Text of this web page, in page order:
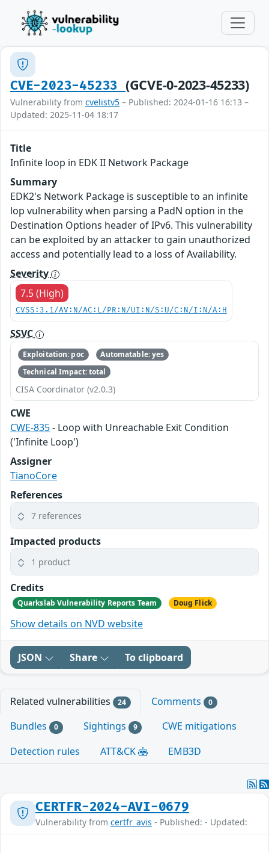
CVE-2023-45233 (GCVE-0-2023-45233)
Vulnerability from cvelistv5 – Published: 2024-01-16 16:13 –
Updated: 2025-11-04 18:17
Title
Infinite loop in EDK II Network Package
Summary
EDK2's Network Package is susceptible to an infinite
lop vulnerability when parsing a PadN option in the
Destination Options header of IPv6. This vulnerability
can be exploited by an attacker to gain unauthorized
access and potentially lead to a loss of Availability.
Severity
7.5 (High)
CVSS:3.1/AV:N/AC:L/PR:N/UI:N/S:U/C:N/I:N/A:H
SSVC
Exploitation: poc
Automatable: yes
Technical Impact: total
CISA Coordinator (v2.0.3)
CWE
CWE-835- Loop with Unreachable Exit Condition
('Infinite Loop')
Assigner
TianoCore
References
7 references
Impacted products
1 product
Credits
Quarkslab Vulnerability Reports Team Doug Flick
Show details on NVD website
JSON Share To clipboard
Related vulnerabilities 24 Comments 0
Bundles 0 Sightings 9
CWE mitigations
Detection rules
ATT&CK EMB3D
CERTFR-2024-AVI-0679
Vulnerability from certfr_avis - Published: - Updated: